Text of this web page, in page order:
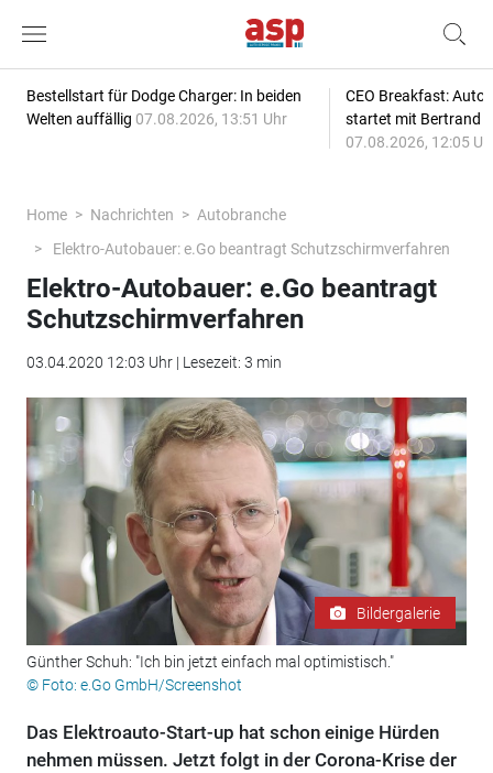
Bestellstart für Dodge Charger: In beiden
Welten auffällig 07.08.2026, 13:51 Uhr
CEO Breakfast:
startet mit Bertrand
07.08.2026, 12:05
Home Nachrichten
Autobranche
Elektro-Autobauer: e.Go beantragt Schutzschirmverfahren
Elektro-Autobauer: e.Go beantragt
Schutzschirmverfahren
03.04.2020 12:03 Uhr | Lesezeit: 3 min
Bildergalerie
Günther Schuh: "Ich bin jetzt einfach mal optimistisch."
© Foto: e.Go GmbH/Screenshot
Das Elektroauto-Start-up hat schon einige Hürden
nehmen müssen. Jetzt folgt in der Corona-Krise der